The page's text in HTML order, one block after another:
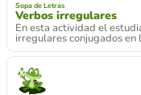
Sopa de Letras
Verbos irregulares
En esta actividad el
irregulares conjugados